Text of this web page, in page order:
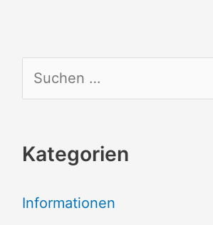
u
h
n
Kategorien
Informationen